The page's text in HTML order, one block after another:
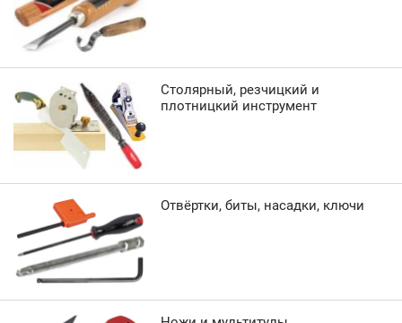
Столярный, резчицкий и
плотницкий инструмент
Отвёртки, биты, насадки, ключи